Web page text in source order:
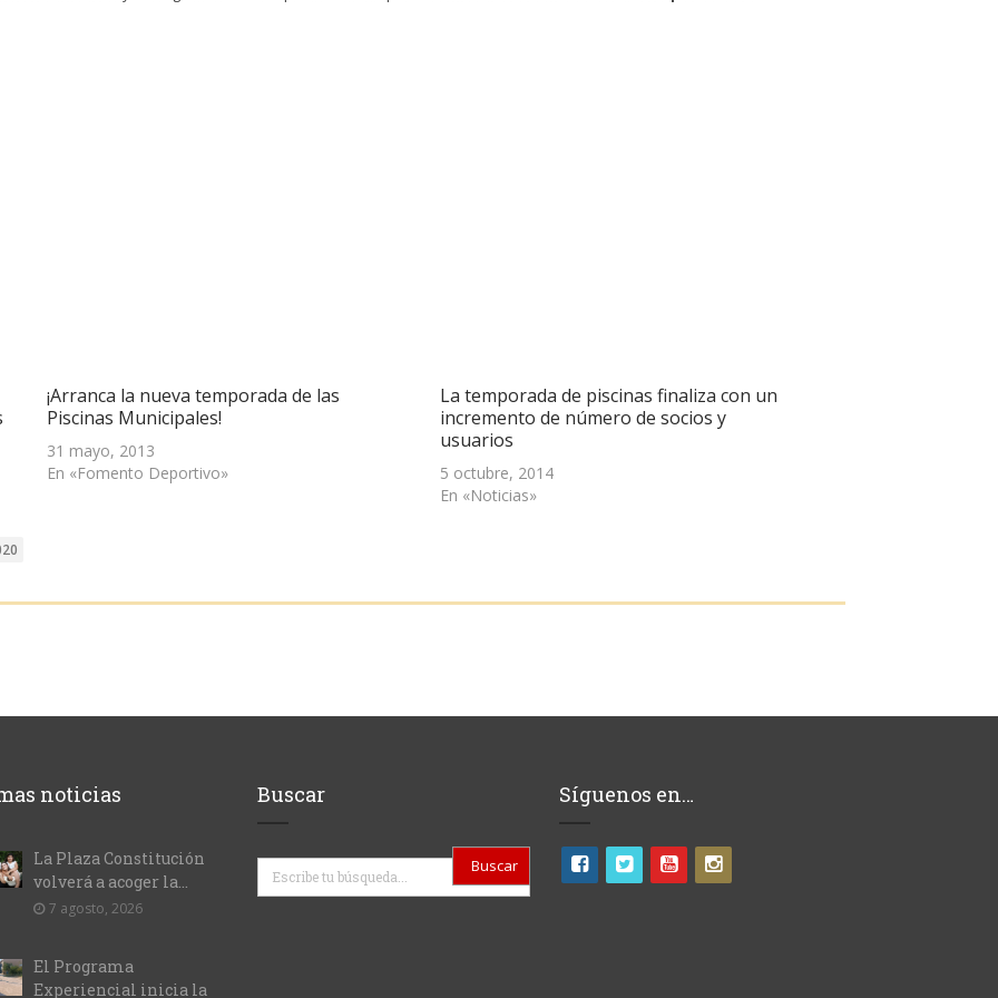
¡Arranca la nueva temporada de las
Piscinas Municipales!
31 mayo, 2013
En «Fomento Deportivo»
La temporada de piscinas finaliza con un
incremento de número de socios y
usuarios
5 octubre, 2014
En «Noticias»
noticias
La Plaza Constitución
volverá a acoger la...
7 agosto, 2026
El Programa
Experiencial inicia la
Buscar
Buscar
Síguenos en…